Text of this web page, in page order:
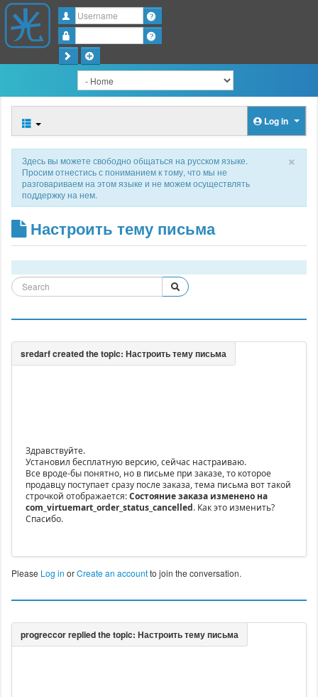
Username
Log in
×
Здесь вы можете свободно общаться на русском языке.
Просим отнестись с пониманием к тому, что мы не
разговариваем на этом языке и не можем осуществлять
поддержку на нем.
Настроить тему письма
Здравствуйте.
Установил бесплатную версию, сейчас настраиваю.
Все вроде-бы понятно, но в письме при заказе, то которое
продавцу поступает сразу после заказа, тема письма вот такой
строчкой отображается:Состояние заказа изменено на
com_virtuemart_order_status_cancelled. Как это изменить?
Спасибо.
Please Log in orCreate an accountto join the conversation.